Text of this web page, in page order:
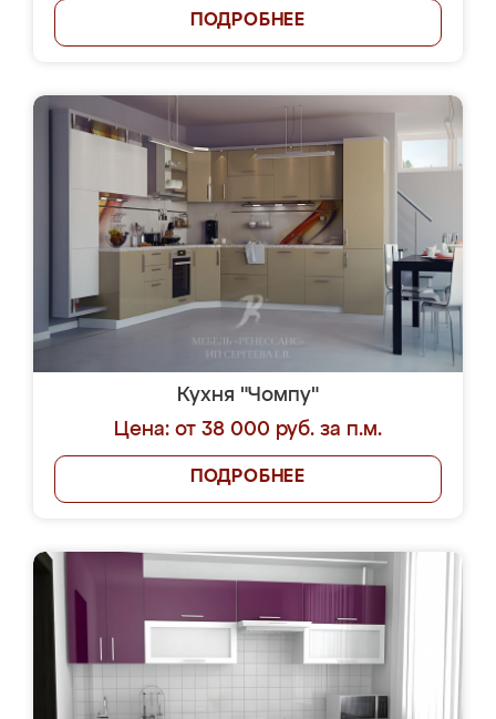
ПОДРОБНЕЕ
Кухня "Чомпу"
Цена: от 38 000 руб. за п.м.
ПОДРОБНЕЕ